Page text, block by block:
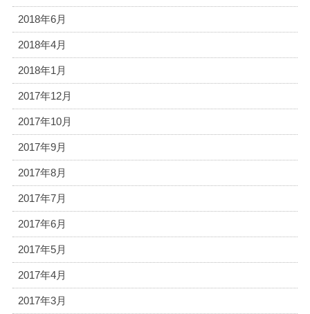
2018年6月
2018年4月
2018年1月
2017年12月
2017年10月
2017年9月
2017年8月
2017年7月
2017年6月
2017年5月
2017年4月
2017年3月